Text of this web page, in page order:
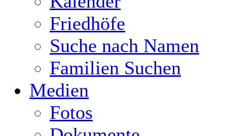
Friedhöfe
Suche nach Namen
Familien Suchen
Medien
Fotos